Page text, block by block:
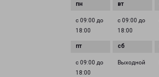
с 09:00 до
18:00
с 09:00 до
18:00
с 09:00 до
18:00
Выходной